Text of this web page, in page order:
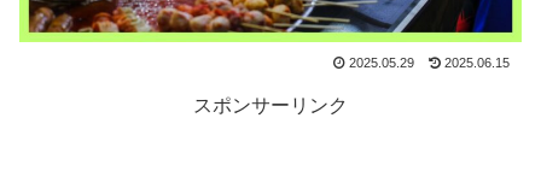
2025.05.29 2025.06.15
スポンサーリンク